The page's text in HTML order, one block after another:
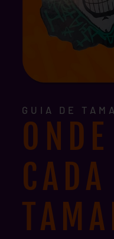
GUIA DE
CADA